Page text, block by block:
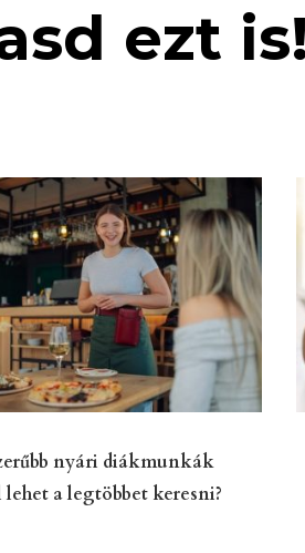
ezt is!
nyári diákmunkák
a legtöbbet keresni?